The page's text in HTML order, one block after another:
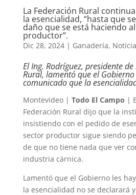
La Federación Rural
la esencialidad, “hasta que
daño que se está haciendo
productor”.
Dic 28, 2024| Ganadería,
El Ing. Rodríguez, presidente
Rural, lamentó que el
comunicado que la
Montevideo | Todo El Campo |
Federación Rural dijo que la
insistiendo con el pedido de
sector productor sigue siendo
de que no tiene nada que ver
industria cárnica.
Lamentó que el Gobierno les
la esencialidad no se declarará